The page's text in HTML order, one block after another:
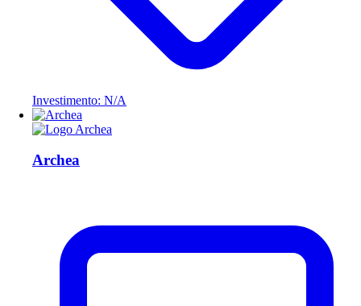
Investimento: N/A
Archea